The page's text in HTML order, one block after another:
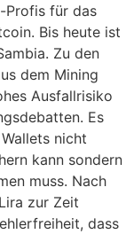
Profis für das
Bis heute ist
Zu den
dem Mining
Ausfallrisiko
Es
nicht
kann sondern
muss. Nach
zur Zeit
dass